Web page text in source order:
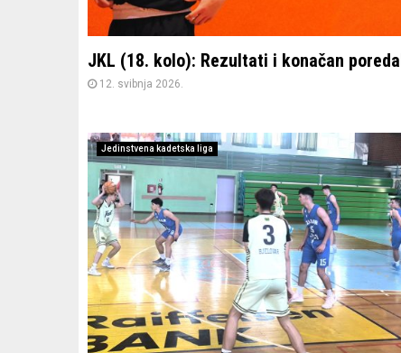
JKL (18. kolo): Rezultati i konačan
12. svibnja 2026.
Jedinstvena kadetska liga